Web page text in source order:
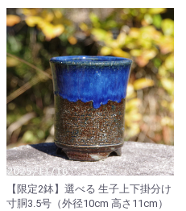
【限定2鉢】選べる 生子上下掛分け
寸胴3.5号（外径10cm 高さ11cm）